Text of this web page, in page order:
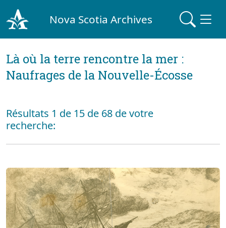
Nova Scotia Archives
Là où la terre rencontre la mer :
Naufrages de la Nouvelle-Écosse
Résultats 1 de 15 de 68 de votre
recherche: